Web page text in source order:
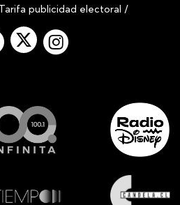
Tarifa publicidad electoral /